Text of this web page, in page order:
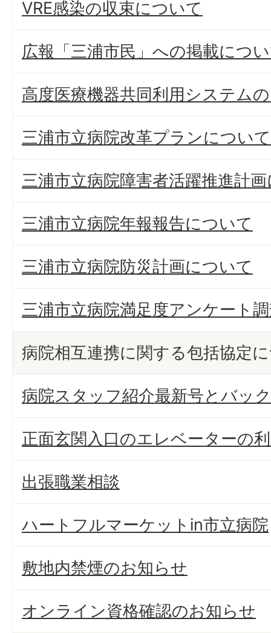
VRE感染の収束について
広報「三浦市民」への掲載につ
高度医療機器共同利用システム
三浦市立病院改革プランについて
三浦市立病院障害者活躍推進計
三浦市立病院年報報告について
三浦市立病院防災計画について
三浦市立病院満足度アンケート
病院相互連携に関する包括協定
病院スタッフ紹介最新号とバッ
正面玄関入口のエレベーターの
出張職業相談
ハートフルマーケットin市立病院
敷地内禁煙のお知らせ
オンライン資格確認のお知らせ